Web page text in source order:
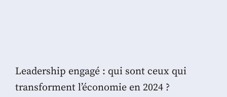
Leadership engagé : qui sont ceux qui
transforment l’économie en 2024 ?